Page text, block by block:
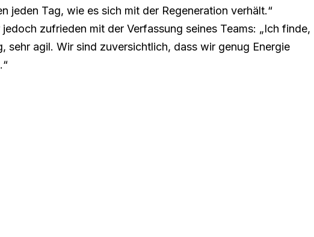
jeden Tag, wie es sich mit der Regeneration verhält.“
zufrieden mit der Verfassung seines Teams: „Ich finde,
agil. Wir sind zuversichtlich, dass wir genug Energie